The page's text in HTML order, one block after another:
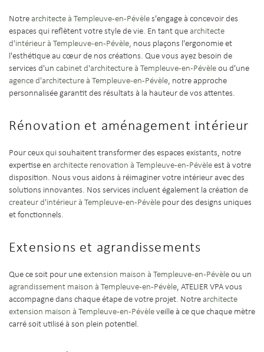
Notrearchitecte à Templeuve-en-Pévèles'engage à concevoir des
espaces qui reflètent votre style de vie. En tant quearchitecte
d'intérieur à Templeuve-en-Pévèle, nous plaçons l'ergonomie et
l'esthétique au cœur de nos créations. Que vous ayez besoin de
services d'un cabinet d'architecture à Templeuve-en-Pévèleou d'une
agence d'architecture à Templeuve-en-Pévèle, notre approche
personnalisée garantit des résultats à la hauteur de vos attentes.
Rénovation et aménagement intérieur
Pour ceux qui souhaitent transformer des espaces existants, notre
expertise en architecte renovation à Templeuve-en-Pévèleest à votre
disposition. Nous vous aidons à réimaginer votre intérieur avec des
solutions innovantes. Nos services incluent également la création de
createur d'intérieur à Templeuve-en-Pévèle pour des designs uniques
et fonctionnels.
Extensions et agrandissements
Que ce soit pour uneextension maison à Templeuve-en-Pévèleou un
agrandissement maison à Templeuve-en-Pévèle, ATELIER VPA vous
accompagne dans chaque étape de votre projet. Notrearchitecte
extension maison à Templeuve-en-Pévèleveille à ce que chaque mètre
carré soit utilisé à son plein potentiel.